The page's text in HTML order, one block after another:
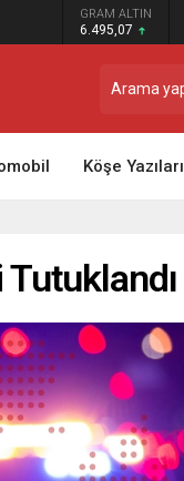
GRAM ALTIN
6.495,07
Köşe Yazıları